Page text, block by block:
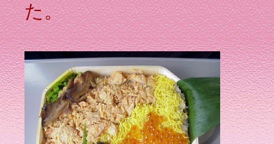
た。